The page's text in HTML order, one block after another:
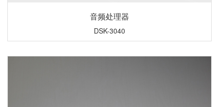
音频处理器
DSK-3040